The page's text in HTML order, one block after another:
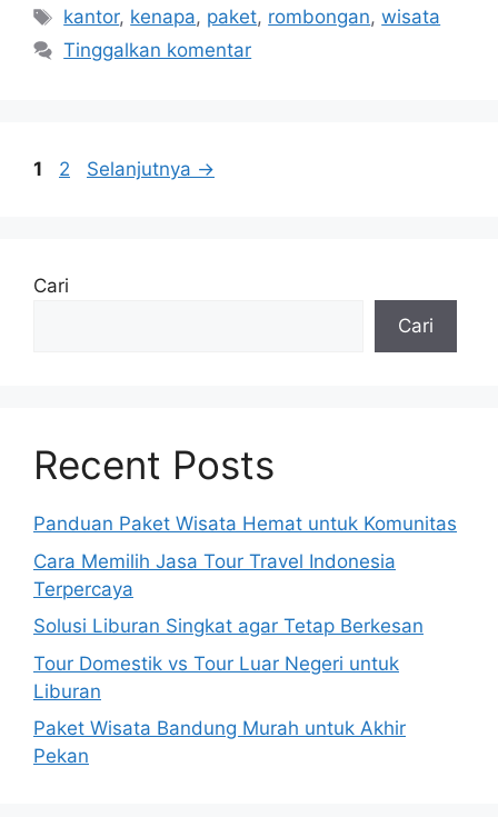
Tag
kantor, kenapa, paket, rombongan,wisata
Tinggalkan komentar
Halaman
1 Halaman
2 Selanjutnya →
Cari
Cari
Recent Posts
Panduan Paket Wisata Hemat untuk Komunitas
Cara Memilih Jasa Tour Travel Indonesia
Terpercaya
Solusi Liburan Singkat agar Tetap Berkesan
Tour Domestik vs Tour Luar Negeri untuk
Liburan
Paket Wisata Bandung Murah untuk Akhir
Pekan